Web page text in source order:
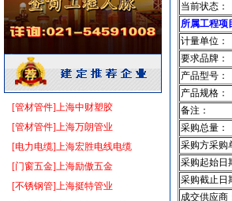
[管材管件]上海中财塑胶
[管材管件]上海万朗管业
[电力电缆]上海宏胜电线电缆
[门窗五金]上海励傲五金
[不锈钢管]上海挺特管业
园林设施 [采购中]
消声器 [采购中]
铝扣版 [采购中]
卫生洁具 [采购中]
抛光砖石 [采购中]
电线电缆 [采购中]
水泵 [采购中]
变配电 [采购中]
陶瓷制品 [采购中]
变压器 [采购中]
当前状态：
所属工程项
计量单位：
要求品牌：
产品型号：
产品规格：
备注：
采购总量：
采购方采购
采购起始日
采购截止日
成交供应商